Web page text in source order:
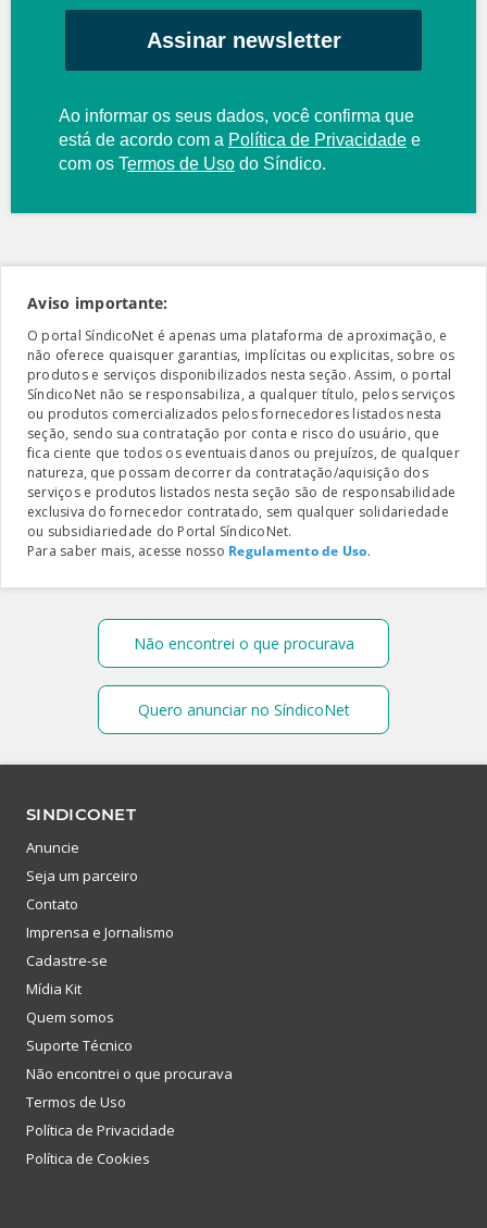
Assinar newsletter
Ao informar os seus dados, você confirma que
está de acordo com a Política de Privacidade e
com os Termos de Uso do Síndico.
Aviso importante:
O portal SíndicoNet é apenas uma plataforma de aproximação, e
não oferece quaisquer garantias, implícitas ou explicitas, sobre os
produtos e serviços disponibilizados nesta seção. Assim, o portal
SíndicoNet não se responsabiliza, a qualquer título, pelos serviços
ou produtos comercializados pelos fornecedores listados nesta
seção, sendo sua contratação por conta e risco do usuário, que
fica ciente que todos os eventuais danos ou prejuízos, de qualquer
natureza, que possam decorrer da contratação/aquisição dos
serviços e produtos listados nesta seção são de responsabilidade
exclusiva do fornecedor contratado, sem qualquer solidariedade
ou subsidiariedade do Portal SíndicoNet.
Para saber mais, acesse nosso Regulamento de Uso.
Não encontrei o que procurava
Quero anunciar no SíndicoNet
SINDICONET
Anuncie
Seja um parceiro
Contato
Imprensa e Jornalismo
Cadastre-se
Mídia Kit
Quem somos
Suporte Técnico
Não encontrei o que procurava
Termos de Uso
Política de Privacidade
Política de Cookies